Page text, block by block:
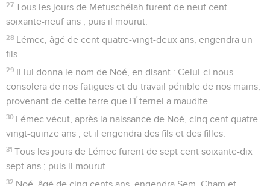
27 Tous les jours de Metuschélah furent de neuf cent
soixante-neuf ans ; puis il mourut.
28 Lémec, âgé de cent quatre-vingt-deux ans, engendra un
fils.
29 Il lui donna le nom de Noé, en disant : Celui-ci nous
consolera de nos fatigues et du travail pénible de nos mains,
provenant de cette terre que l'Éternel a maudite.
30 Lémec vécut, après la naissance de Noé, cinq cent quatre-
vingt-quinze ans ; et il engendra des fils et des filles.
31 Tous les jours de Lémec furent de sept cent soixante-dix
sept ans ; puis il mourut.
32 Noé, âgé de cinq cents ans, engendra Sem, Cham et